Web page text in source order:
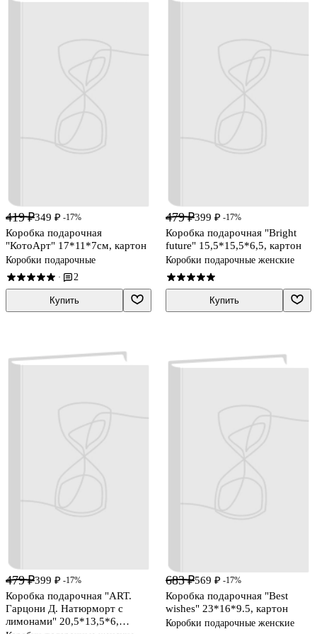
419 ₽349 ₽ -17%
Коробка подарочная
"КотоАрт" 17*11*7см, картон
Коробки подарочные
· 2
Купить
479 ₽399 ₽ -17%
Коробка подарочная "Bright
future" 15,5*15,5*6,5, картон
Коробки подарочные женские
Купить
479 ₽399 ₽ -17%
Коробка подарочная "ART.
Гарцони Д. Натюрморт с
лимонами" 20,5*13,5*6,
683 ₽569 ₽ -17%
Коробка подарочная "Best
wishes" 23*16*9.5, картон
Коробки подарочные женские